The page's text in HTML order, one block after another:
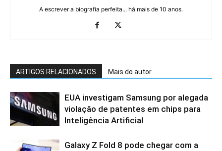
A escrever a biografia perfeita... há mais de 10 anos.
ARTIGOS RELACIONADOS Mais do autor
EUA investigam Samsung por alegada
violação de patentes em chips para
Inteligência Artificial
Galaxy Z Fold 8 pode chegar com a